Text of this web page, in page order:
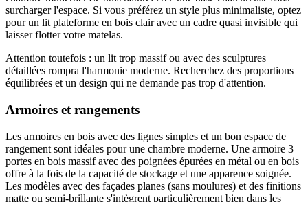
surcharger l'espace. Si vous préférez un style plus minimaliste, optez
pour un lit plateforme en bois clair avec un cadre quasi invisible qui
laisser flotter votre matelas.
Attention toutefois : un lit trop massif ou avec des sculptures
détaillées rompra l'harmonie moderne. Recherchez des proportions
équilibrées et un design qui ne demande pas trop d'attention.
Armoires et rangements
Les armoires en bois avec des lignes simples et un bon espace de
rangement sont idéales pour une chambre moderne. Une armoire 3
portes en bois massif avec des poignées épurées en métal ou en bois
offre à la fois de la capacité de stockage et une apparence soignée.
Les modèles avec des façades planes (sans moulures) et des finitions
matte ou semi-brillante s'intègrent particulièrement bien dans les